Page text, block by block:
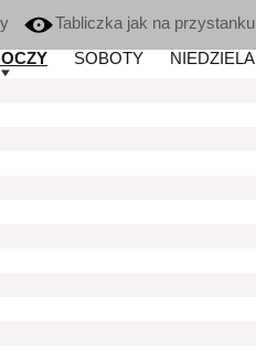
Tabliczka jak na przystanku
SOBOTY
NIEDZIELA